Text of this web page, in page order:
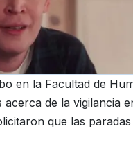
en la Facultad de
de la vigilancia
que las